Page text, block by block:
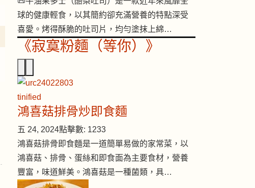
球的健康輕食，以其簡約卻充滿營養的特點深受
喜愛。烤得酥脆的吐司片，均勻塗抹上綿…
《寂寞粉麵（等你）》
鴻喜菇排骨炒即食麵
五 24, 2024點擊數: 1233
鴻喜菇排骨即食麵是一道簡單易做的家常菜，以
鴻喜菇、排骨、蛋絲和即食面為主要食材，營養
豐富，味道鮮美。鴻喜菇是一種菌類，具…